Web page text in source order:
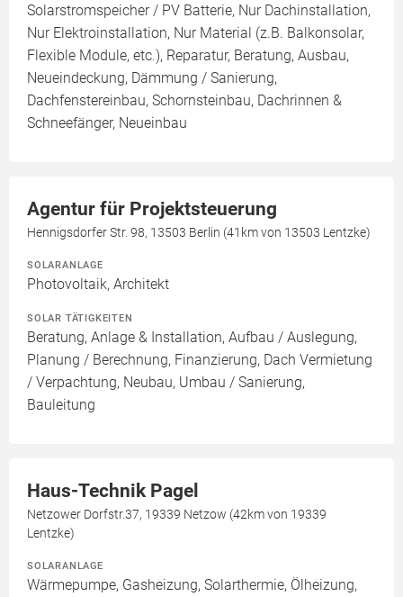
Solarstromspeicher / PV Batterie, Nur Dachinstallation,
Nur Elektroinstallation, Nur Material (z.B. Balkonsolar,
Flexible Module, etc.), Reparatur, Beratung, Ausbau,
Neueindeckung, Dämmung / Sanierung,
Dachfenstereinbau, Schornsteinbau, Dachrinnen &
Schneefänger, Neueinbau
Agentur für Projektsteuerung
Hennigsdorfer Str. 98, 13503 Berlin (41km von 13503 Lentzke)
SOLARANLAGE
Photovoltaik, Architekt
SOLAR TÄTIGKEITEN
Beratung, Anlage & Installation, Aufbau / Auslegung,
Planung / Berechnung, Finanzierung, Dach Vermietung
/ Verpachtung, Neubau, Umbau / Sanierung,
Bauleitung
Haus-Technik Pagel
Netzower Dorfstr.37, 19339 Netzow (42km von 19339
Lentzke)
SOLARANLAGE
Wärmepumpe, Gasheizung, Solarthermie, Ölheizung,